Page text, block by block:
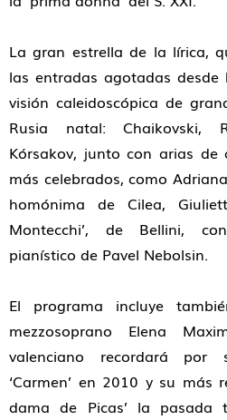
La gran estrella de la lírica,
las entradas agotadas desde
visión caleidoscópica de
Rusia natal: Chaikovski,
Kórsakov, junto con arias de
más celebrados, como
homónima de Cilea,
Montecchi’, de Bellini,
pianístico de Pavel Nebolsin.
El programa incluye
mezzosoprano Elena
valenciano recordará por
‘Carmen’ en 2010 y su más
dama de Picas’ la pasada